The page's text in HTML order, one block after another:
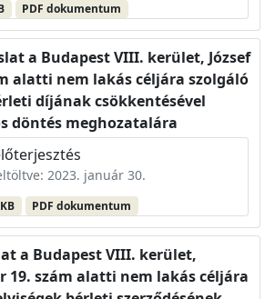
PDF dokumentum
a Budapest VIII. kerület, József
alatti nem lakás céljára szolgáló
díjának csökkentésével
döntés meghozatalára
2023. január 30.
PDF dokumentum
a Budapest VIII. kerület,
19. szám alatti nem lakás céljára